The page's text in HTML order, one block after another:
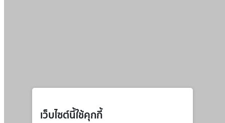
เว็บไซต์นี้ใช้คุกกี้